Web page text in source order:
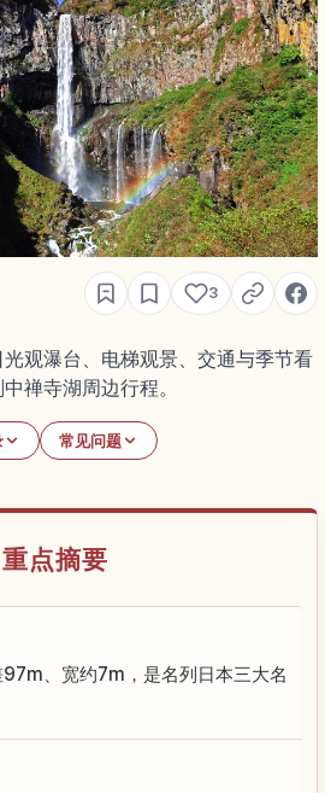
3
观瀑台、电梯观景、交通与季节看
禅寺湖周边行程。
常见问题
重点摘要
、宽约7m，是名列日本三大名